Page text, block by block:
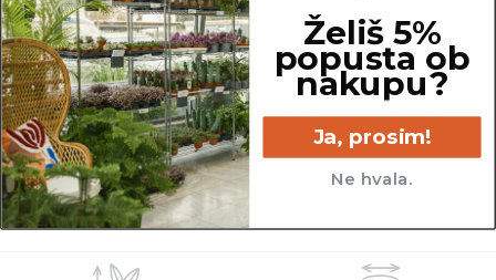
pregledamo in zagotovimo, da gredo na pot
zdrave in čim bolj podobne izdelku na fotografiji.
Vse rastline so primarno v plastičnih sadilnih
lončkih. Višino sadilnega lonca je možno razbrati
iz slike z metrom. Okrasni lonec ni vključen v
ceno.
Želiš 5%
popusta ob
nakupu?
Ja, prosim!
Ne hvala.